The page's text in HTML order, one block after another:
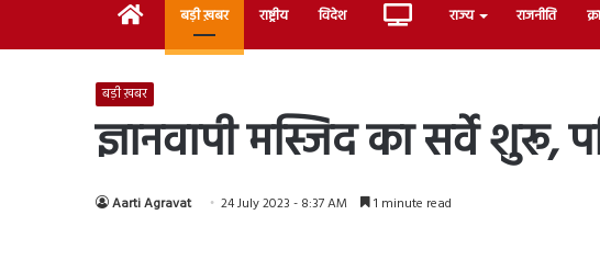
Home बड़ी ख़बर राष्ट्रीय विदेश Live राज्य राजनीति
बड़ी ख़बर
ज्ञानवापी मस्जिद का सर्वे शुरू,
Aarti Agravat 24 July 2023 - 8:37 AM 1 minute read